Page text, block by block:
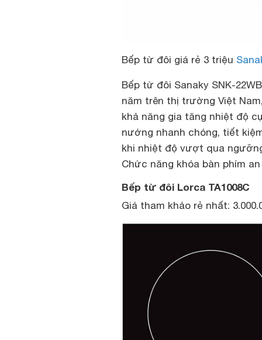
Bếp từ đôi giá rẻ 3 triệu
Bếp từ đôi Sanaky SNK-
năm trên thị trường Việt
khả năng gia tăng nhiệt độ
nướng nhanh chóng, tiết
khi nhiệt độ vượt qua
Chức năng khóa bàn phím
Bếp từ đôi Lorca TA1008C
Giá tham khảo rẻ nhất: